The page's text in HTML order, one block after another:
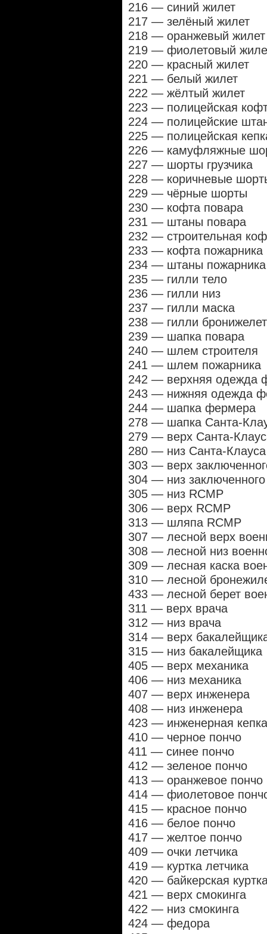
216 — синий жилет
217 — зелёный жилет
218 — оранжевый жилет
219 — фиолетовый
220 — красный жилет
221 — белый жилет
222 — жёлтый жилет
223 — полицейская
224 — полицейские
225 — полицейская
226 — камуфляжные
227 — шорты грузчика
228 — коричневые
229 — чёрные шорты
230 — кофта повара
231 — штаны повара
232 — строительная
233 — кофта пожарника
234 — штаны пожарника
235 — гилли тело
236 — гилли низ
237 — гилли маска
238 — гилли бронижелет
239 — шапка повара
240 — шлем строителя
241 — шлем пожарника
242 — верхняя одежда
243 — нижняя одежда
244 — шапка фермера
278 — шапка Санта-
279 — верх Санта-
280 — низ Санта-Клауса
303 — верх
304 — низ заключенного
305 — низ RCMP
306 — верх RCMP
313 — шляпа RCMP
307 — лесной верх
308 — лесной низ
309 — лесная каска
310 — лесной
433 — лесной берет
311 — верх врача
312 — низ врача
314 — верх
315 — низ бакалейщика
405 — верх механика
406 — низ механика
407 — верх инженера
408 — низ инженера
423 — инженерная кепка
410 — черное пончо
411 — синее пончо
412 — зеленое пончо
413 — оранжевое пончо
414 — фиолетовое
415 — красное пончо
416 — белое пончо
417 — желтое пончо
409 — очки летчика
419 — куртка летчика
420 — байкерская
421 — верх смокинга
422 — низ смокинга
424 — федора